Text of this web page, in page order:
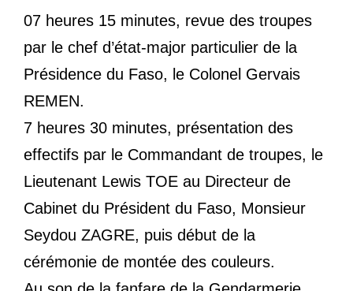
07 heures 15 minutes, revue des troupes
par le chef d’état-major particulier de la
Présidence du Faso, le Colonel Gervais
REMEN.
7 heures 30 minutes, présentation des
effectifs par le Commandant de troupes, le
Lieutenant Lewis TOE au Directeur de
Cabinet du Président du Faso, Monsieur
Seydou ZAGRE, puis début de la
cérémonie de montée des couleurs.